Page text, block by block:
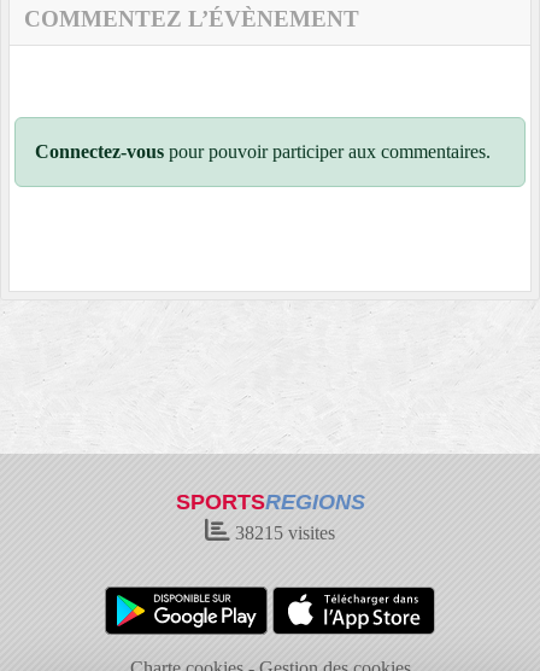
COMMENTEZ L’ÉVÈNEMENT
Connectez-vous pour pouvoir participer aux commentaires.
SPORTSREGIONS
38215 visites